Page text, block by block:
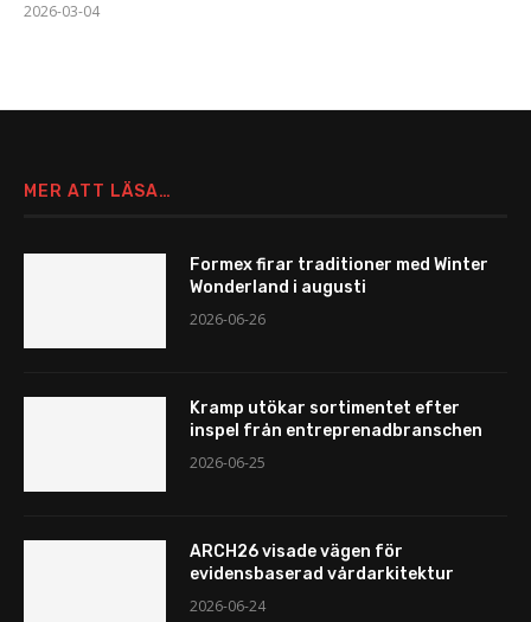
2026-03-04
MER ATT LÄSA…
Formex firar traditioner med Winter
Wonderland i augusti
2026-06-26
Kramp utökar sortimentet efter
inspel från entreprenadbranschen
2026-06-25
ARCH26 visade vägen för
evidensbaserad vårdarkitektur
2026-06-24